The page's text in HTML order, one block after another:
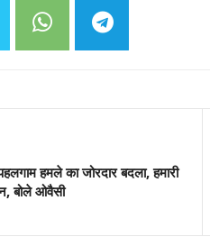
हमले का जोरदार बदला, हमारी
बोले ओवैसी